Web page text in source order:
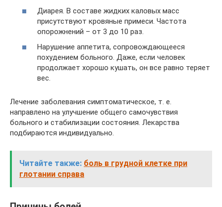
Диарея. В составе жидких каловых масс
присутствуют кровяные примеси. Частота
опорожнений – от 3 до 10 раз.
Нарушение аппетита, сопровождающееся
похудением больного. Даже, если человек
продолжает хорошо кушать, он все равно теряет
вес.
Лечение заболевания симптоматическое, т. е.
направлено на улучшение общего самочувствия
больного и стабилизации состояния. Лекарства
подбираются индивидуально.
Читайте также: боль в грудной клетке при
глотании справа